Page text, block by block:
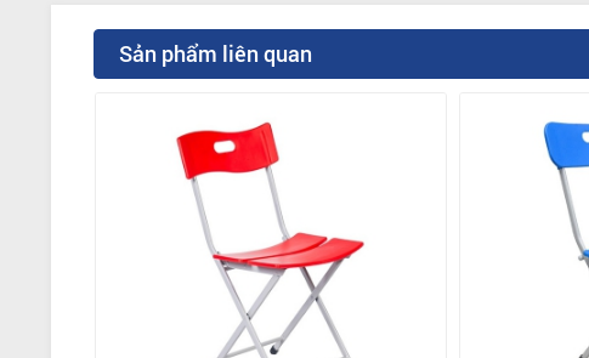
Sản phẩm liên quan